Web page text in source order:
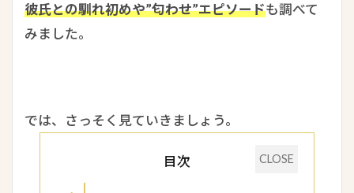
彼氏との馴れ初めや”匂わせ”エピソードも調べて
みました。
では、さっそく見ていきましょう。
目次